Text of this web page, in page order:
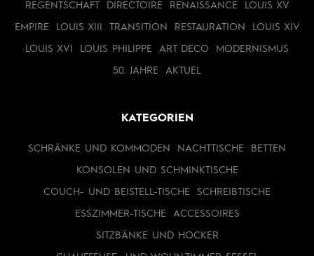
REGENTSCHAFT DIRECTOIRE RENAISSANCE LOUIS XV
EMPIRE LOUIS XIII TRANSITION RESTAURATION LOUIS XIV
LOUIS XVI LOUIS PHILIPPE ART DECO MODERNISMUS
50. JAHRE AKTUEL
KATEGORIEN
SCHRÄNKE UND KOMMODEN NACHTTISCHE BETTEN
KONSOLEN UND SCHMINKTISCHE
COUCH- UND BEISTELL-TISCHE SCHREIBTISCHE
ESSZIMMER-TISCHE ACCESSOIRES
SITZBÄNKE UND HOCKER